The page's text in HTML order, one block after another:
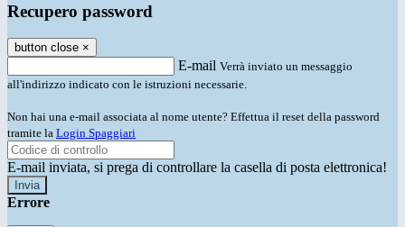
Recupero password
button close ×
E-mail Verrà inviato un messaggio
all'indirizzo indicato con le istruzioni necessarie.
Non hai una e-mail associata al nome utente? Effettua il reset della password
tramite la Login Spaggiari
E-mail inviata, si prega di controllare la casella di posta elettronica!
Errore